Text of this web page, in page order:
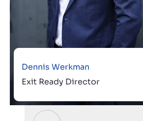
Dennis Werkman
Exit Ready Director